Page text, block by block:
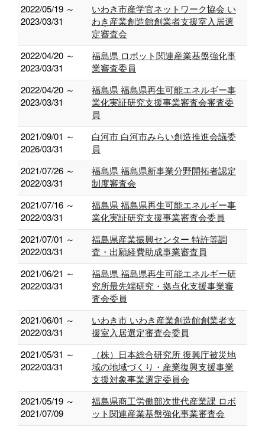
2022/05/19 ～
2023/03/31
いわき市産学官ネットワーク協会 い
わき産業創造館創業者支援室入居選
定審査会
2022/04/20 ～
2023/03/31
福島県 ロボット関連産業基盤強化事
業審査委員
2022/04/20 ～
2023/03/31
福島県 福島県再生可能エネルギー事
業化実証研究支援事業審査会審査委
員
2021/09/01 ～
2026/03/31
白河市 白河市みらい創造推進会議委
員
2021/07/26 ～
2022/03/31
福島県 福島県新事業分野開拓者認定
制度審査会
2021/07/16 ～
2022/03/31
福島県 福島県再生可能エネルギー事
業化実証研究支援事業審査会委員
2021/07/01 ～
2022/03/31
福島県産業振興センター 特許等調
査・出願経費助成事業審査員
2021/06/21 ～
2022/03/31
福島県 福島県再生可能エネルギー研
究所最先端研究・拠点化支援事業審
査会委員
2021/06/01 ～
2022/03/31
いわき市 いわき産業創造館創業者支
援室入居選定審査会委員
2021/05/31 ～
2022/03/31
（株）日本総合研究所 復興庁被災地
域の地域づくり・産業復興支援事業
支援対象事業選定委員会
2021/05/19 ～
2021/07/09
福島県商工労働部次世代産業課 ロボ
ット関連産業基盤強化事業審査会